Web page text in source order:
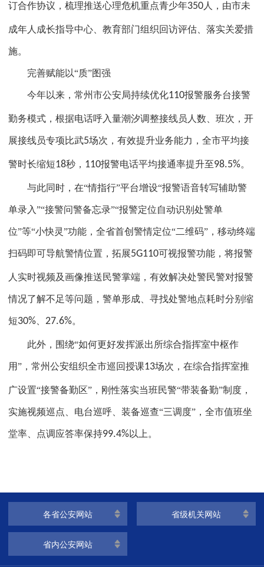
订合作协议，梳理推送心理危机重点青少年350 人，由市未
成年人成长指导中心、教育部门组织回访评估、落实关爱措
施。
完善赋能以“质”图强
今年以来，常州市公安局持续优化110报警服务台接警
勤务模式，根据电话呼入量潮汐调整接线员人数、班次，开
展接线员专项比武5场次，有效提升业务能力，全市平均接
警时长缩短18秒， 110报警电话平均接通率提升至98.5%。
与此同时，在“情指行”平台增设“报警语音转写辅助警
单录入”“接警问警备忘录”“报警定位自动识别处警单
位”等“小快灵”功能，全省首创警情定位“二维码”，移动终端
扫码即可导航警情位置，拓展5G110可视报警功能，将报警
人实时视频及画像推送民警掌端，有效解决处警民警对报警
情况了解不足等问题，警单形成、寻找处警地点耗时分别缩
短30% 27.6%。
此外，围绕“如何更好发挥派出所综合指挥室中枢作
用”，常州公安组织全市巡回授课13场次，在综合指挥室推
广设置“接警备勤区”，刚性落实当班民警“带装备勤”制度，
实施视频巡点、电台巡呼、装备巡查“三调度”，全市值班坐
堂率、点调应答率保持99.4%以上。
各省公安网站 省级机关网站
省内公安网站